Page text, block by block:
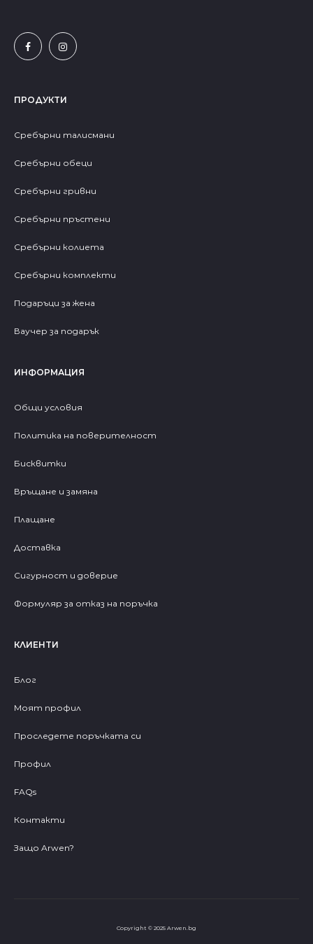
ПРОДУКТИ
Сребърни талисмани
Сребърни обеци
Сребърни гривни
Сребърни пръстени
Сребърни колиета
Сребърни комплекти
Подаръци за жена
Ваучер за подарък
ИНФОРМАЦИЯ
Общи условия
Политика на поверителност
Бисквитки
Връщане и замяна
Плащане
Доставка
Сигурност и доверие
Формуляр за отказ на поръчка
КЛИЕНТИ
Блог
Моят профил
Проследете поръчката си
Профил
FAQs
Контакти
Защо Arwen?
Copyright © 2025 Arwen.bg